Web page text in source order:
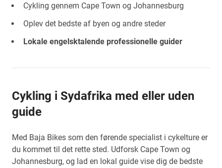
Cykling gennem Cape Town og Johannesburg
Oplev det bedste af byen og andre steder
Lokale engelsktalende professionelle guider
Cykling i Sydafrika med eller uden
guide
Med Baja Bikes som den førende specialist i cykelture er
du kommet til det rette sted. Udforsk Cape Town og
Johannesburg, og lad en lokal guide vise dig de bedste